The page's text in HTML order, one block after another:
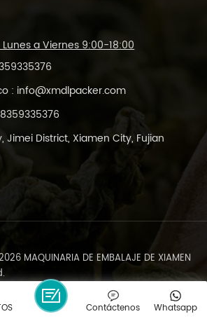
a Viernes 9:00-18:00
: info@xmdlpacker.com
Jimei District, Xiamen City, Fujian
MAQUINARIA DE EMBALAJE DE XIAMEN
| POLÍTICA DE PRIVACIDAD
Whatsapp
Contáctenos